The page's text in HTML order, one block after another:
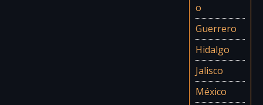
o
Guerrero
Hidalgo
Jalisco
México